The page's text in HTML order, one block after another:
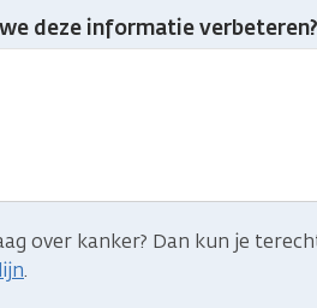
deze informatie verbeteren?
over kanker? Dan kun je
.